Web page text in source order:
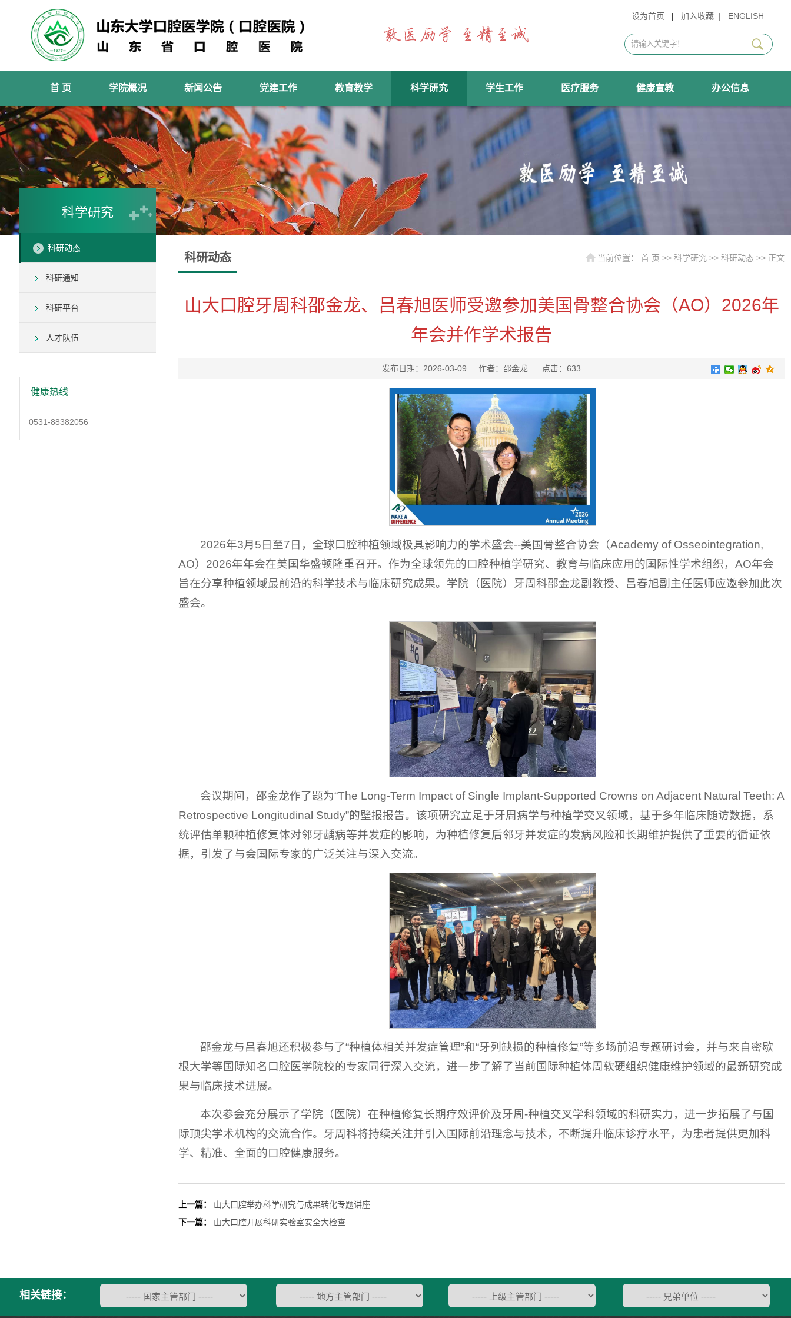
设为首页 | 加入收藏 | ENGLISH
首 页 学院概况 新闻公告 党建工作 教育教学 科学研究 学生工作 医疗服务 健康宣教 办公信息
科学研究
科研动态
科研通知
科研平台
人才队伍
健康热线
0531-88382056
科研动态 当前位置： 首 页 >> 科学研究 >> 科研动态 >> 正文
山大口腔牙周科邵金龙、吕春旭医师受邀参加美国骨整合协会（AO）2026年
年会并作学术报告
发布日期：2026-03-09 作者：邵金龙 点击： 633
2026年3月5日至7日，全球口腔种植领域极具影响力的学术盛会--美国骨整合协会（Academy of Osseointegration,
AO）2026年年会在美国华盛顿隆重召开。作为全球领先的口腔种植学研究、教育与临床应用的国际性学术组织，AO年会
旨在分享种植领域最前沿的科学技术与临床研究成果。学院（医院）牙周科邵金龙副教授、吕春旭副主任医师应邀参加此次
盛会。
会议期间，邵金龙作了题为“The Long-Term Impact of Single Implant-Supported Crowns on Adjacent Natural Teeth: A
Retrospective Longitudinal Study”的壁报报告。该项研究立足于牙周病学与种植学交叉领域，基于多年临床随访数据，系
统评估单颗种植修复体对邻牙龋病等并发症的影响，为种植修复后邻牙并发症的发病风险和长期维护提供了重要的循证依
据，引发了与会国际专家的广泛关注与深入交流。
邵金龙与吕春旭还积极参与了“种植体相关并发症管理”和“牙列缺损的种植修复”等多场前沿专题研讨会，并与来自密歇
根大学等国际知名口腔医学院校的专家同行深入交流，进一步了解了当前国际种植体周软硬组织健康维护领域的最新研究成
果与临床技术进展。
本次参会充分展示了学院（医院）在种植修复长期疗效评价及牙周-种植交叉学科领域的科研实力，进一步拓展了与国
际顶尖学术机构的交流合作。牙周科将持续关注并引入国际前沿理念与技术，不断提升临床诊疗水平，为患者提供更加科
学、精准、全面的口腔健康服务。
上一篇：
山大口腔举办科学研究与成果转化专题讲座
下一篇：
山大口腔开展科研实验室安全大检查
相关链接：